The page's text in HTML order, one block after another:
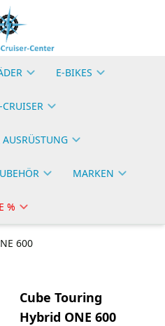
E-BIKES
MARKEN
%
600
Cube Touring
Hybrid ONE 600